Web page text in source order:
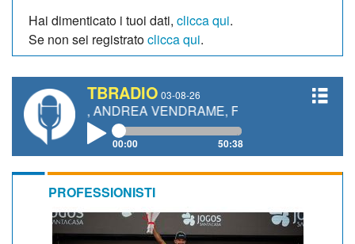
Hai dimenticato i tuoi dati, clicca qui.
Se non sei registratoclicca qui.
TBRADIO 03-08-26
ANDREA VENDRAME, FILIPPO FIORELLI
00:00 50:38
PROFESSIONISTI